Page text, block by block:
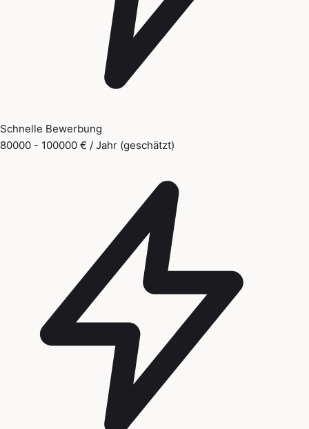
Schnelle Bewerbung
80000 - 100000 € / Jahr (geschätzt)